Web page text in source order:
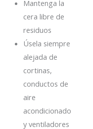
Mantenga la
cera libre de
residuos
Úsela siempre
alejada de
cortinas,
conductos de
aire
acondicionado
y ventiladores